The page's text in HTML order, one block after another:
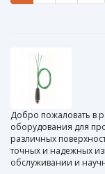
Добро пожаловать в
оборудования для
различных
точных и надежных
обслуживании и